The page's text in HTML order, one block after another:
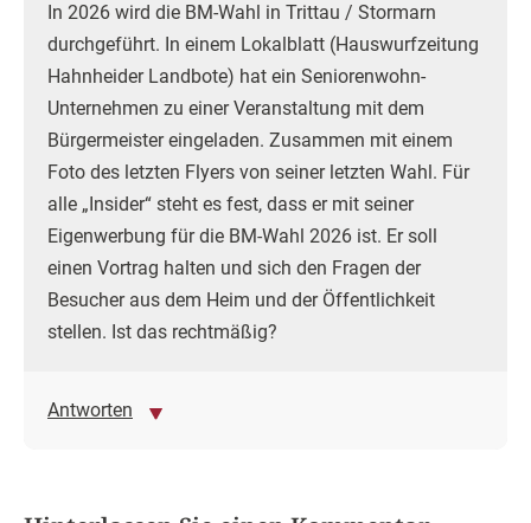
In 2026 wird die BM-Wahl in Trittau / Stormarn
durchgeführt. In einem Lokalblatt (Hauswurfzeitung
Hahnheider Landbote) hat ein Seniorenwohn-
Unternehmen zu einer Veranstaltung mit dem
Bürgermeister eingeladen. Zusammen mit einem
Foto des letzten Flyers von seiner letzten Wahl. Für
alle „Insider“ steht es fest, dass er mit seiner
Eigenwerbung für die BM-Wahl 2026 ist. Er soll
einen Vortrag halten und sich den Fragen der
Besucher aus dem Heim und der Öffentlichkeit
stellen. Ist das rechtmäßig?
Antworten